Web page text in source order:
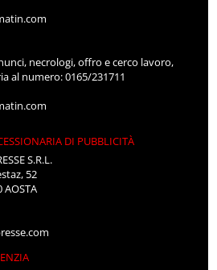
necrologi, offro e cerco lavoro,
al numero: 0165/231711
DI PUBBLICITÀ
S.R.L.
52
AOSTA